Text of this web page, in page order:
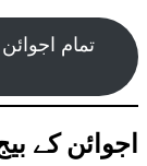
تمام
اجوائن کے